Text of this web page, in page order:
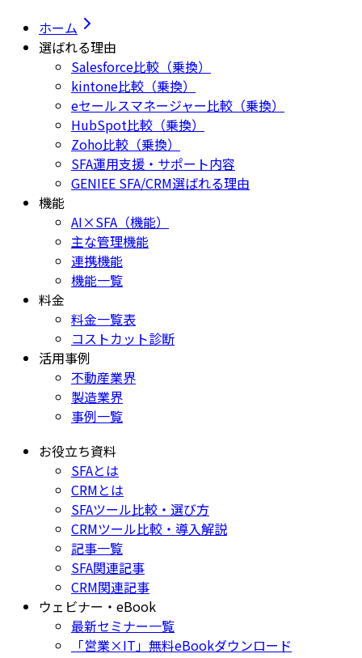
ホーム
選ばれる理由
Salesforce比較（乗換）
kintone比較（乗換）
eセールスマネージャー比較（乗換）
HubSpot比較（乗換）
Zoho比較（乗換）
SFA運用支援・サポート内容
GENIEE SFA/CRM選ばれる理由
機能
AI×SFA（機能）
主な管理機能
連携機能
機能一覧
料金
料金一覧表
コストカット診断
活用事例
不動産業界
製造業界
事例一覧
お役立ち資料
SFAとは
CRMとは
SFAツール比較・選び方
CRMツール比較・導入解説
記事一覧
SFA関連記事
CRM関連記事
ウェビナー・eBook
最新セミナー一覧
「営業×IT」無料eBookダウンロード